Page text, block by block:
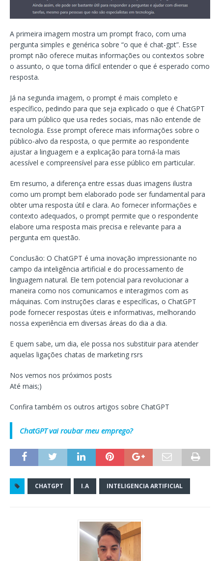
A primeira imagem mostra um prompt fraco, com uma
pergunta simples e genérica sobre “o que é chat-gpt”. Esse
prompt não oferece muitas informações ou contextos sobre
o assunto, o que torna difícil entender o que é esperado como
resposta.
Já na segunda imagem, o prompt é mais completo e
específico, pedindo para que seja explicado o que é ChatGPT
para um público que usa redes sociais, mas não entende de
tecnologia. Esse prompt oferece mais informações sobre o
público-alvo da resposta, o que permite ao respondente
ajustar a linguagem e a explicação para torná-la mais
acessível e compreensível para esse público em particular.
Em resumo, a diferença entre essas duas imagens ilustra
como um prompt bem elaborado pode ser fundamental para
obter uma resposta útil e clara. Ao fornecer informações e
contexto adequados, o prompt permite que o respondente
elabore uma resposta mais precisa e relevante para a
pergunta em questão.
Conclusão: O ChatGPT é uma inovação impressionante no
campo da inteligência artificial e do processamento de
linguagem natural. Ele tem potencial para revolucionar a
maneira como nos comunicamos e interagimos com as
máquinas. Com instruções claras e específicas, o ChatGPT
pode fornecer respostas úteis e informativas, melhorando
nossa experiência em diversas áreas do dia a dia.
E quem sabe, um dia, ele possa nos substituir para atender
aquelas ligações chatas de marketing rsrs
Nos vemos nos próximos posts
Até mais;)
Confira também os outros artigos sobre ChatGPT
ChatGPT vai roubar meu emprego?
CHATGPT I.A INTELIGENCIA ARTIFICIAL